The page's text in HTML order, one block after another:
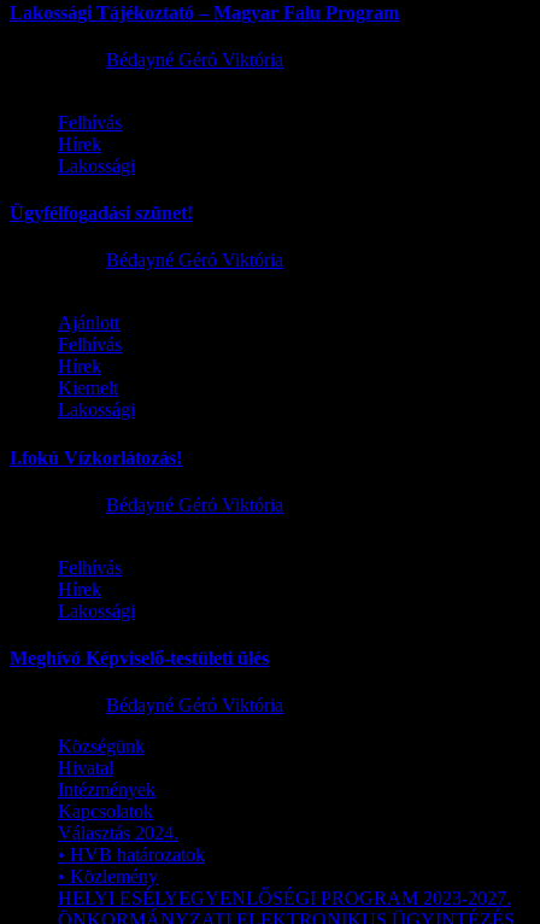
Lakossági Tájékoztató – Magyar Falu Program
Bédayné Géró Viktória
Felhívás
Hírek
Lakossági
Ügyfélfogadási szünet!
Bédayné Géró Viktória
Ajánlott
Felhívás
Hírek
Kiemelt
Lakossági
I.fokú Vízkorlátozás!
Bédayné Géró Viktória
Felhívás
Hírek
Lakossági
Meghívó Képviselő-testületi ülés
Bédayné Géró Viktória
Községünk
Hivatal
Intézmények
Kapcsolatok
Választás 2024.
• HVB határozatok
• Közlemény
HELYI ESÉLYEGYENLŐSÉGI PROGRAM 2023-2027.